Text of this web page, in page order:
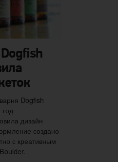
Dogfish
дизайн
создано
с креативным